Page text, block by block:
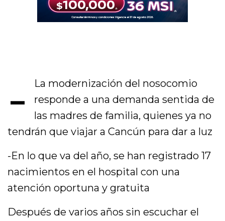
-
La modernización del nosocomio
responde a una demanda sentida de
las madres de familia, quienes ya no
tendrán que viajar a Cancún para dar a luz
-En lo que va del año, se han registrado 17
nacimientos en el hospital con una
atención oportuna y gratuita
Después de varios años sin escuchar el